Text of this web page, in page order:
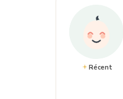
Récent